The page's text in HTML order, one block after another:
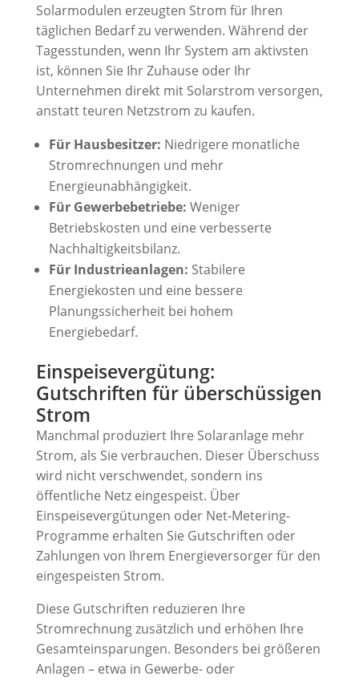
Solarmodulen erzeugten Strom für Ihren
täglichen Bedarf zu verwenden. Während der
Tagesstunden, wenn Ihr System am aktivsten
ist, können Sie Ihr Zuhause oder Ihr
Unternehmen direkt mit Solarstrom versorgen,
anstatt teuren Netzstrom zu kaufen.
Für Hausbesitzer: Niedrigere monatliche
Stromrechnungen und mehr
Energieunabhängigkeit.
Für Gewerbebetriebe: Weniger
Betriebskosten und eine verbesserte
Nachhaltigkeitsbilanz.
Für Industrieanlagen: Stabilere
Energiekosten und eine bessere
Planungssicherheit bei hohem
Energiebedarf.
Einspeisevergütung:
Gutschriften für überschüssigen
Strom
Manchmal produziert Ihre Solaranlage mehr
Strom, als Sie verbrauchen. Dieser Überschuss
wird nicht verschwendet, sondern ins
öffentliche Netz eingespeist. Über
Einspeisevergütungen oder Net-Metering-
Programme erhalten Sie Gutschriften oder
Zahlungen von Ihrem Energieversorger für den
eingespeisten Strom.
Diese Gutschriften reduzieren Ihre
Stromrechnung zusätzlich und erhöhen Ihre
Gesamteinsparungen. Besonders bei größeren
Anlagen – etwa in Gewerbe- oder